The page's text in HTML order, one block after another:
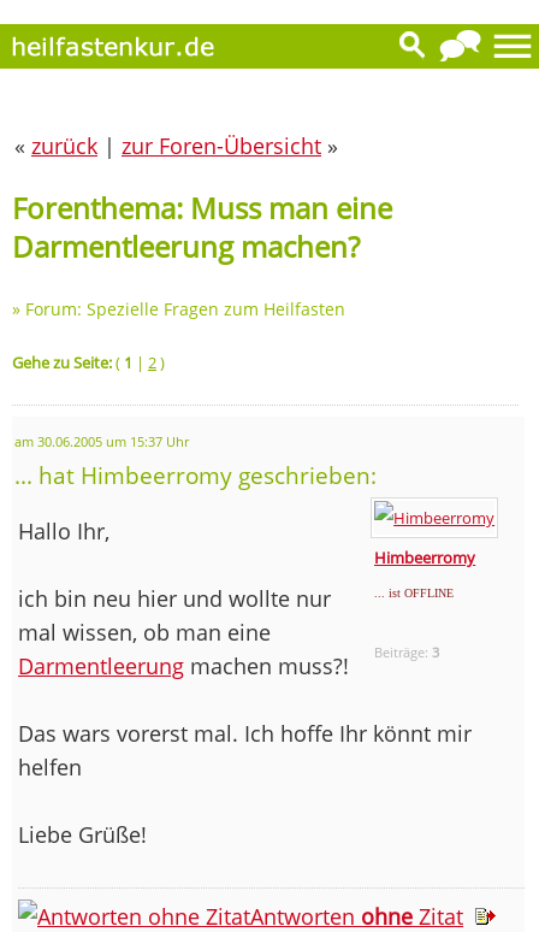
« zurück | zur Foren-Übersicht »
Forenthema: Muss man eine
Darmentleerung machen?
» Forum: Spezielle Fragen zum Heilfasten
Gehe zu Seite:( 1 | 2)
am 30.06.2005 um 15:37 Uhr
... hat Himbeerromy geschrieben:
Himbeerromy
... ist OFFLINE
Beiträge:3
Hallo Ihr,
ich bin neu hier und wollte nur
mal wissen, ob man eine
Darmentleerung machen muss?!
Das wars vorerst mal. Ich hoffe Ihr könnt mir
helfen
Liebe Grüße!
Antworten ohne Zitat